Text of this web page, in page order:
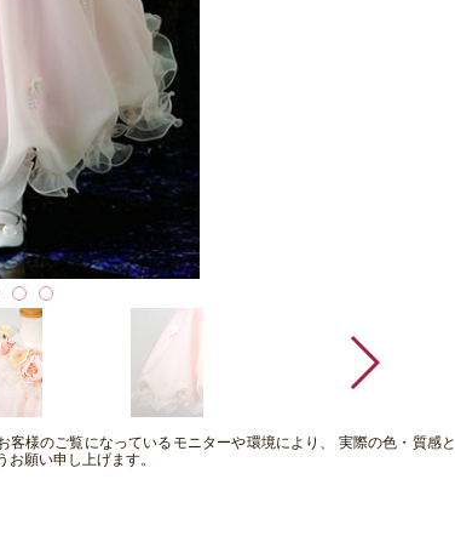
様のご覧になっているモニターや環境により、 実際の色・質感と
願い申し上げます。